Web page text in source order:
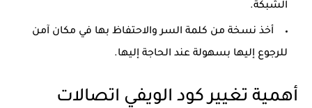
الشبكة.
أخذ نسخة من كلمة السر والاحتفاظ بها في مكان آمن
للرجوع إليها بسهولة عند الحاجة إليها.
أهمية تغيير كود الويفي اتصالات